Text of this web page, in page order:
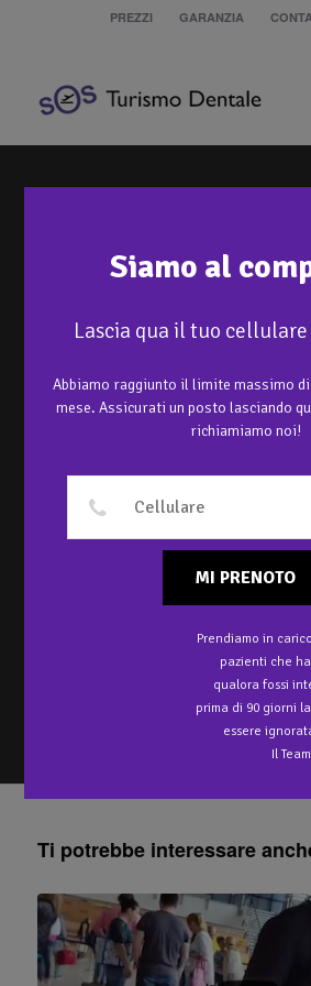
PREZZI GARANZIA
QUANTO
DENTISTI IN
POLONIA?
Autore Clinica StomaCare di
Scopriamo se i Dentisti in Polonia
Voglio un
Ti potrebbe interessare
Siamo al
Lascia qua il tuo
Abbiamo raggiunto il limite massimo
mese. Assicurati un posto lasciando
richiamiamo noi!
MI PRENOTO
Prendiamo in
pazienti che
qualora fossi
prima di 90 giorni
essere
Il